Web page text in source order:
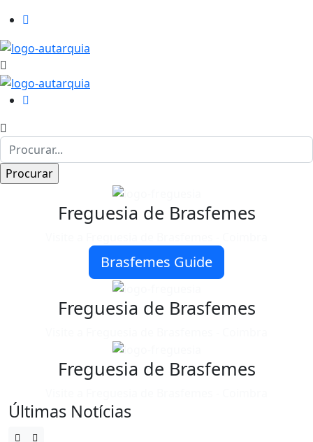
Freguesia de Brasfemes
Brasfemes Guide
Freguesia de Brasfemes
Freguesia de Brasfemes
Últimas Notícias